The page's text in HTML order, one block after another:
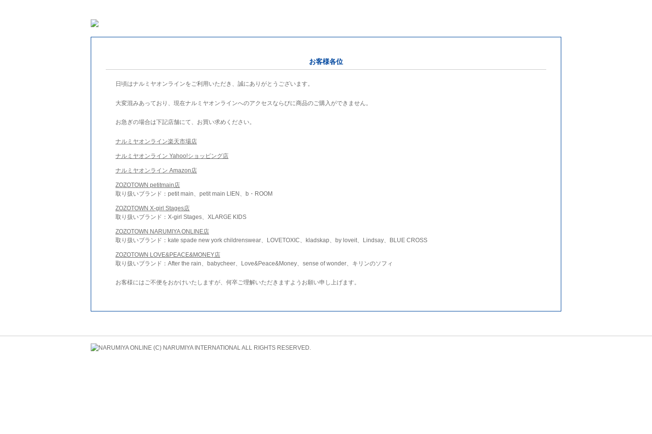
お客様各位
日頃はナルミヤオンラインをご利用いただき、誠にありがとうございます。
大変混みあっており、現在ナルミヤオンラインへのアクセスならびに商品のご購入ができません。
お急ぎの場合は下記店舗にて、お買い求めください。
ナルミヤオンライン楽天市場店
ナルミヤオンライン Yahoo!ショッピング店
ナルミヤオンライン Amazon店
ZOZOTOWN petitmain店
取り扱いブランド：petit main、petit main LIEN、b・ROOM
ZOZOTOWN X-girl Stages店
取り扱いブランド：X-girl Stages、XLARGE KIDS
ZOZOTOWN NARUMIYA ONLINE店
取り扱いブランド：kate spade new york childrenswear、LOVETOXIC、kladskap、by loveit、Lindsay、BLUE CROSS
ZOZOTOWN LOVE&PEACE&MONEY店
取り扱いブランド：After the rain、babycheer、Love&Peace&Money、sense of wonder、キリンのソフィ
お客様にはご不便をおかけいたしますが、何卒ご理解いただきますようお願い申し上げます。